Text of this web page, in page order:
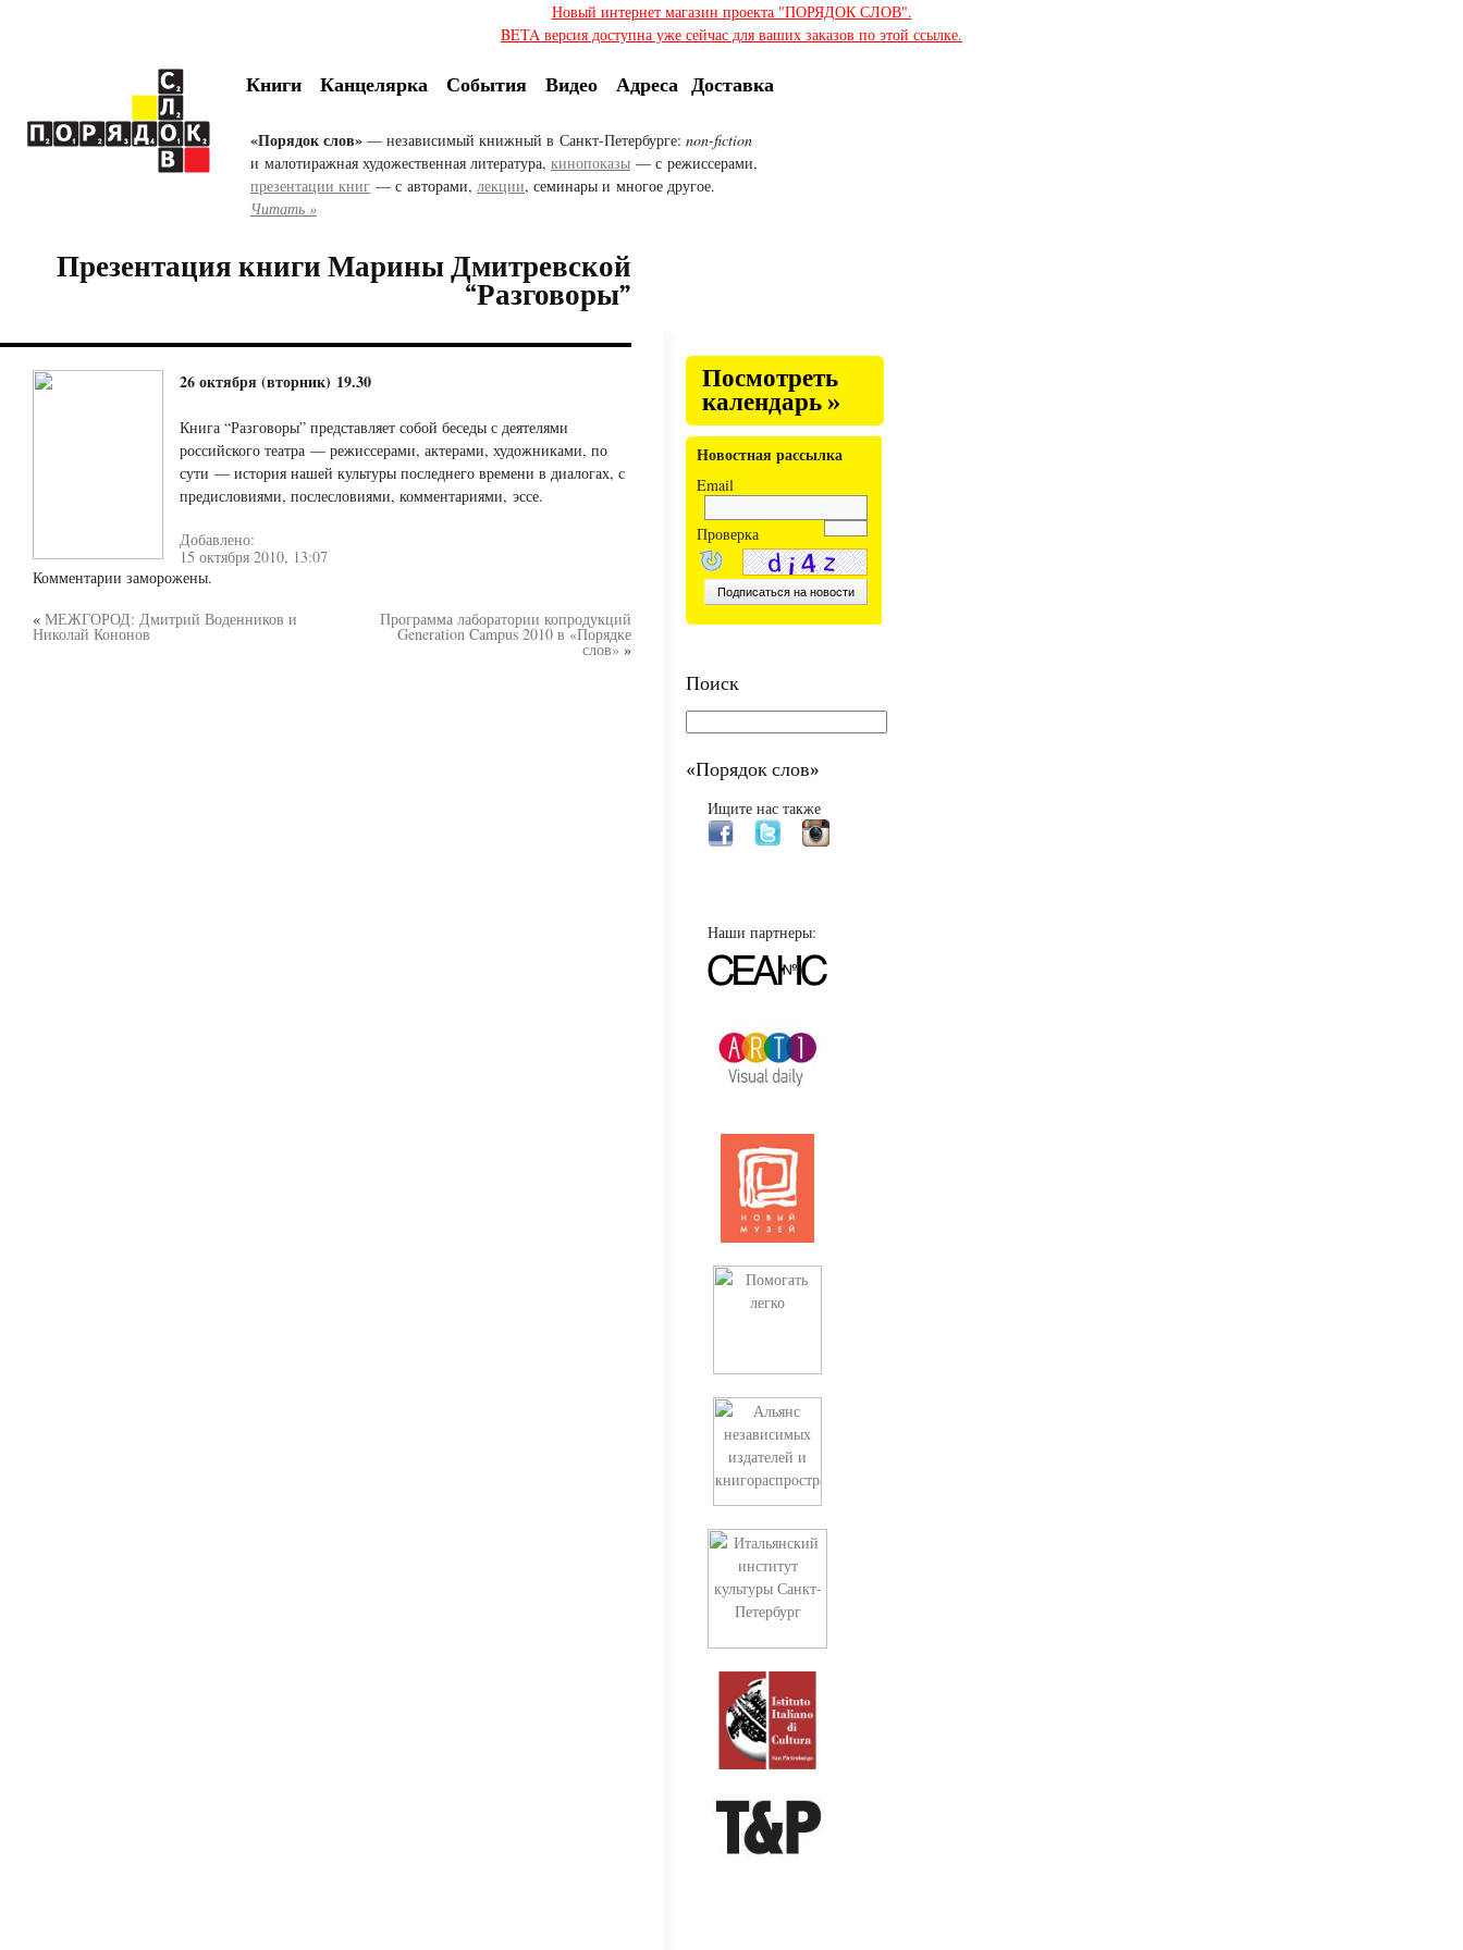
Новый интернет магазин проекта "ПОРЯДОК СЛОВ".
BETA версия доступна уже сейчас для ваших заказов по этой ссылке.
Книги Канцелярка События Видео Адреса Доставка
«Порядок слов» — независимый книжный в Санкт-Петербурге: non-fiction
и малотиражная художественная литература, кинопоказы — с режиссерами,
презентации книг — с авторами, лекции, семинары и многое другое.
Читать »
Презентация книги Марины Дмитревской
“Разговоры”
26 октября (вторник) 19.30
Книга “Разговоры” представляет собой беседы с деятелями
российского театра — режиссерами, актерами, художниками, по
сути — история нашей культуры последнего времени в диалогах, с
предисловиями, послесловиями, комментариями, эссе.
Добавлено:
15 октября 2010, 13:07
Комментарии заморожены.
« МЕЖГОРОД: Дмитрий Воденников и
Николай Кононов
Программа лаборатории копродукций
Generation Campus 2010 в «Порядке
слов» »
Посмотреть
календарь »
Новостная рассылка
Email
Проверка
Поиск
«Порядок слов»
Ищите нас также
Наши партнеры: